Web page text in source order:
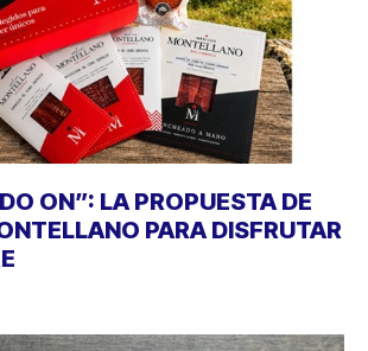
ON”: LA PROPUESTA DE
PARA DISFRUTAR